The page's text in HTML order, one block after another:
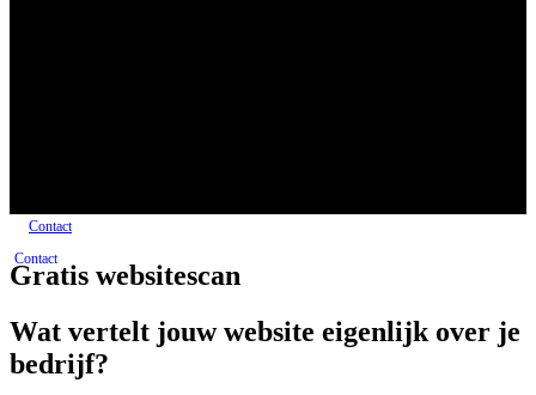
Contact
Contact
Gratis websitescan
Wat vertelt jouw website eigenlijk over je
bedrijf?